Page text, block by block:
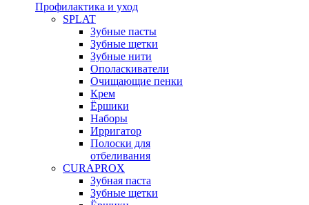
Профилактика и уход
SPLAT
Зубные пасты
Зубные щетки
Зубные нити
Ополаскиватели
Очищающие пенки
Крем
Ёршики
Наборы
Ирригатор
Полоски для
отбеливания
CURAPROX
Зубная паста
Зубные щетки